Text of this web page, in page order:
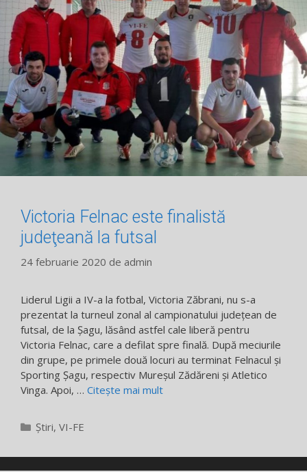
Victoria Felnac este finalistă
judeţeană la futsal
24 februarie 2020 de admin
Liderul Ligii a IV-a la fotbal, Victoria Zăbrani, nu s-a
prezentat la turneul zonal al campionatului judeţean de
futsal, de la Şagu, lăsând astfel cale liberă pentru
Victoria Felnac, care a defilat spre finală. După meciurile
din grupe, pe primele două locuri au terminat Felnacul şi
Sporting Şagu, respectiv Mureşul Zădăreni şi Atletico
Vinga. Apoi, … Citește mai mult
Categorii
Știri, VI-FE